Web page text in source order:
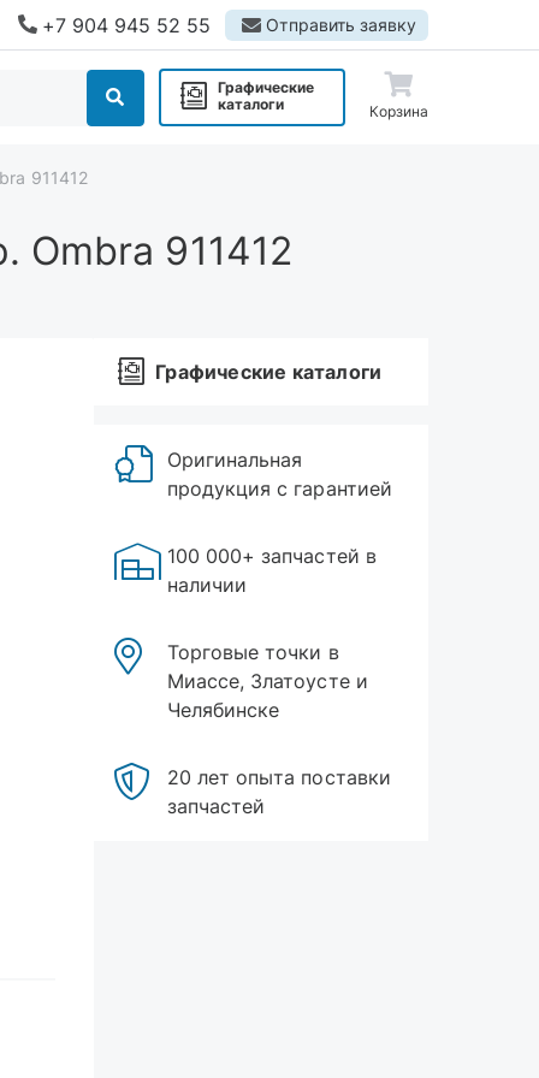
+7 904 945 52 55 Отправить заявку
Графические
каталоги
Корзина
911412
Ombra 911412
Графические каталоги
Оригинальная
продукция с гарантией
100 000+ запчастей в
наличии
Торговые точки в
Миассе, Златоусте и
Челябинске
20 лет опыта поставки
запчастей